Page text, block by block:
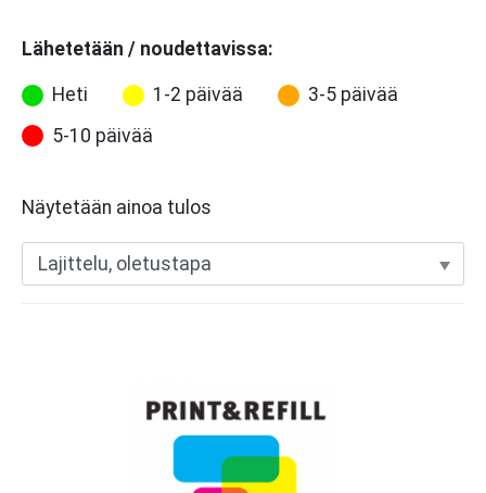
Lähetetään / noudettavissa:
Heti 1-2 päivää
3-5 päivää
5-10 päivää
Näytetään ainoa tulos